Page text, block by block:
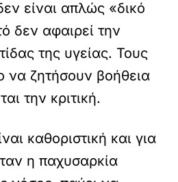
είναι απλώς «δικό
δεν αφαιρεί την
της υγείας. Τους
να ζητήσουν βοήθεια
την κριτική.
καθοριστική και για
η παχυσαρκία